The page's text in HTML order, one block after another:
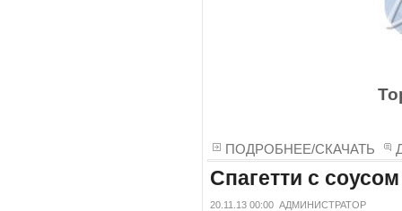
ПОДРОБНЕЕ/СКАЧАТЬ
Спагетти с
20.11.13 00:00 АДМИНИСТРАТОР